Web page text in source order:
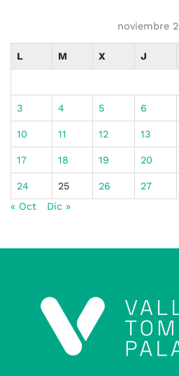
noviembre
L M X J
3 4 5 6
10 11 12 13
17 18 19 20
24 25 26 27
« Oct
Dic »